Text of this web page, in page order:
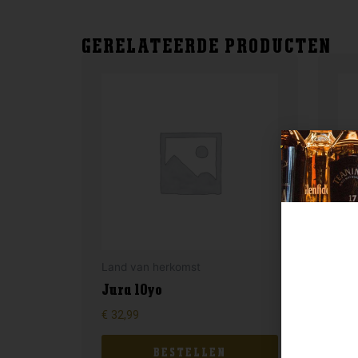
GERELATEERDE PRODUCTEN
Jura 10yo
€ 32,99
BESTELLEN